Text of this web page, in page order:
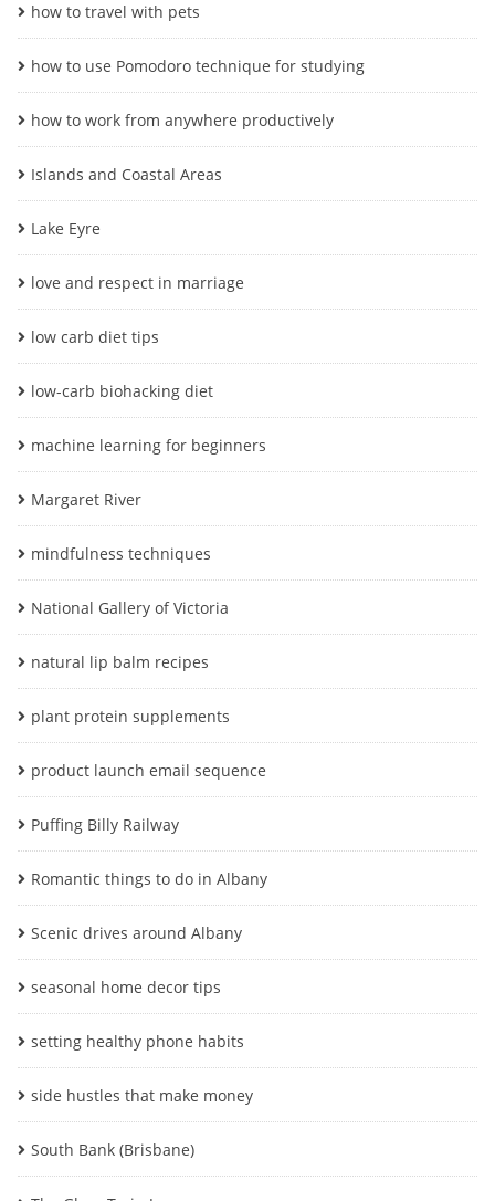
how to travel with pets
how to use Pomodoro technique for studying
how to work from anywhere productively
Islands and Coastal Areas
Lake Eyre
love and respect in marriage
low carb diet tips
low-carb biohacking diet
machine learning for beginners
Margaret River
mindfulness techniques
National Gallery of Victoria
natural lip balm recipes
plant protein supplements
product launch email sequence
Puffing Billy Railway
Romantic things to do in Albany
Scenic drives around Albany
seasonal home decor tips
setting healthy phone habits
side hustles that make money
South Bank (Brisbane)